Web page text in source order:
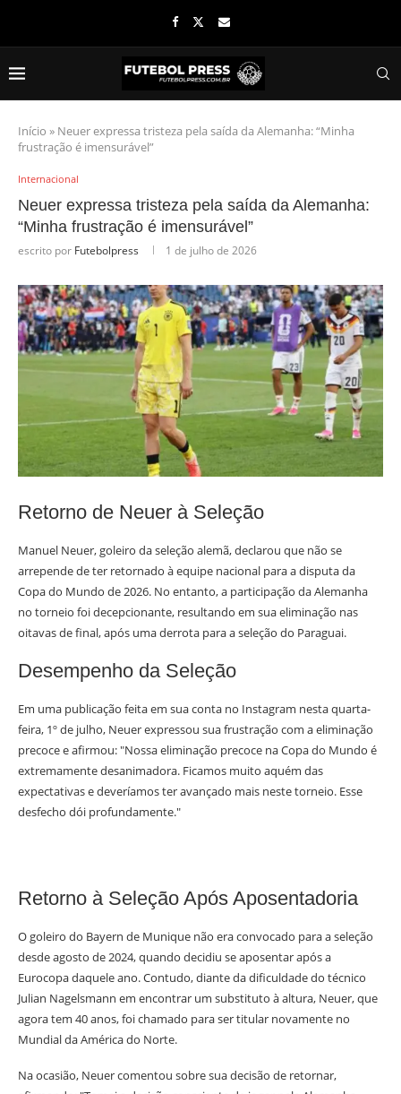
Início » Neuer expressa tristeza pela saída da Alemanha: “Minha
frustração é imensurável”
Internacional
Neuer expressa tristeza pela saída da Alemanha:
“Minha frustração é imensurável”
escrito por Futebolpress 1 de julho de 2026
Retorno de Neuer à Seleção
Manuel Neuer, goleiro da seleção alemã, declarou que não se
arrepende de ter retornado à equipe nacional para a disputa da
Copa do Mundo de 2026. No entanto, a participação da Alemanha
no torneio foi decepcionante, resultando em sua eliminação nas
oitavas de final, após uma derrota para a seleção do Paraguai.
Desempenho da Seleção
Em uma publicação feita em sua conta no Instagram nesta quarta-
feira, 1º de julho, Neuer expressou sua frustração com a eliminação
precoce e afirmou: "Nossa eliminação precoce na Copa do Mundo é
extremamente desanimadora. Ficamos muito aquém das
expectativas e deveríamos ter avançado mais neste torneio. Esse
desfecho dói profundamente."
Retorno à Seleção Após Aposentadoria
O goleiro do Bayern de Munique não era convocado para a seleção
desde agosto de 2024, quando decidiu se aposentar após a
Eurocopa daquele ano. Contudo, diante da dificuldade do técnico
Julian Nagelsmann em encontrar um substituto à altura, Neuer, que
agora tem 40 anos, foi chamado para ser titular novamente no
Mundial da América do Norte.
Na ocasião, Neuer comentou sobre sua decisão de retornar,